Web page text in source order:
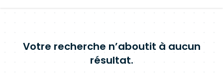
Votre recherche n’aboutit à aucun
résultat.